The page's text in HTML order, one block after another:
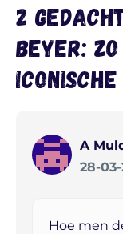
2
Beyer:
iconische
A
28-
Hoe men